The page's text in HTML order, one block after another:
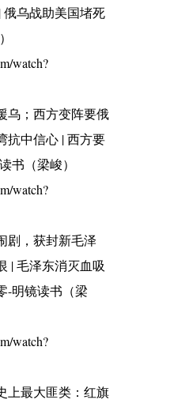
俄乌战助美国堵死
watch?
乌；西方变阵要俄
抗中信心 | 西方要
书（梁峻）
watch?
剧，获封新毛泽
| 毛泽东消灭血吸
-明镜读书（梁
watch?
上最大匪类：红旗